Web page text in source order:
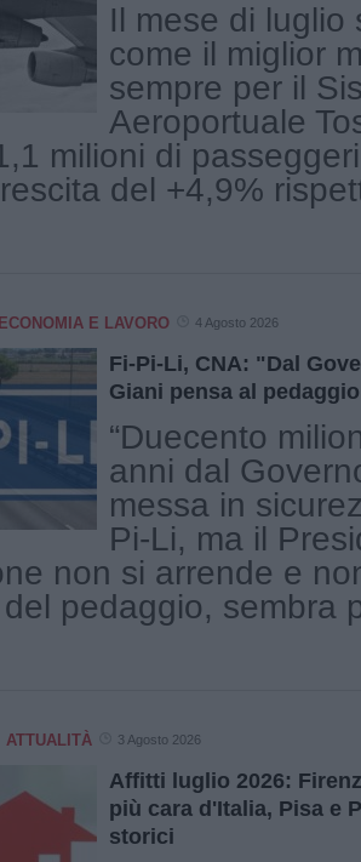
Il mese di luglio
come il miglior
sempre per il
Aeroportuale
milioni di
del +4,9%
ECONOMIA E LAVORO 4 Agosto 2026
Fi-Pi-Li, CNA: "Dal
Giani pensa al
“Duecento
anni dal
messa in
Pi-Li, ma il
non si arrende e
del pedaggio, sembra
ATTUALITÀ 3 Agosto 2026
Affitti luglio 2026:
più cara d'Italia, Pisa e
storici